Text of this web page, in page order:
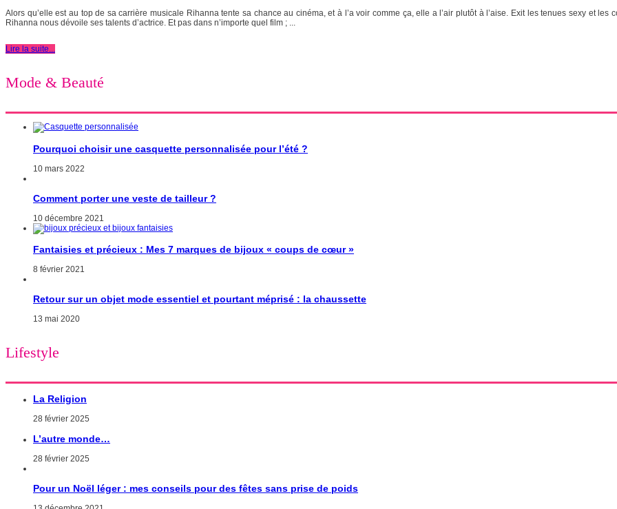
Alors qu’elle est au top de sa carrière musicale Rihanna tente sa chance au cinéma, et à l’a voir comme ça, elle a l’air plutôt à l’aise. Exit les tenues sexy et
Rihanna nous dévoile ses talents d’actrice. Et pas dans n’importe quel film ; ...
Lire la suite...
Mode & Beauté
Pourquoi choisir une casquette personnalisée pour l’été ?
10 mars 2022
Comment porter une veste de tailleur ?
10 décembre 2021
Fantaisies et précieux : Mes 7 marques de bijoux « coups de cœur »
8 février 2021
Retour sur un objet mode essentiel et pourtant méprisé : la chaussette
13 mai 2020
Lifestyle
La Religion
28 février 2025
L’autre monde…
28 février 2025
Pour un Noël léger : mes conseils pour des fêtes sans prise de poids